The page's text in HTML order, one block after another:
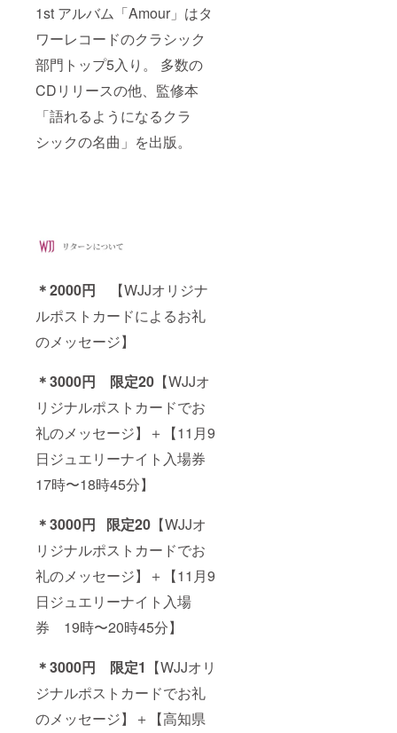
1st アルバム「Amour」はタ
ワーレコードのクラシック
部門トップ5入り。 多数の
CDリリースの他、監修本
「語れるようになるクラ
シックの名曲」を出版。
＊2000円 【WJJオリジナ
ルポストカードによるお礼
のメッセージ】
＊3000円
限定20 【WJJオ
リジナルポストカードでお
礼のメッセージ】＋【11月9
日ジュエリーナイト入場券
17時〜18時45分】
＊3000円
限定20 【WJJオ
リジナルポストカードでお
礼のメッセージ】＋【11月9
日ジュエリーナイト入場
券 19時〜20時45分】
＊3000円 限定1 【WJJオリ
ジナルポストカードでお礼
のメッセージ】＋【高知県